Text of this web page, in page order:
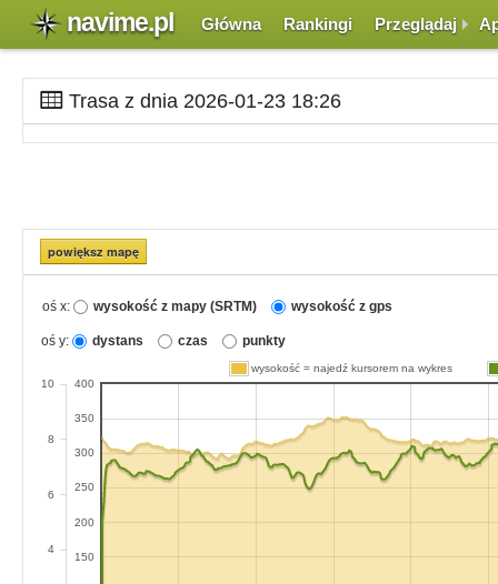
navime.pl Główna Rankingi Przeglądaj
Trasa z dnia 2026-01-23 18:26
oś x: wysokość z mapy (SRTM) wysokość z gps
oś y: dystans czas punkty
150
200
250
300
350
400
4
6
8
10
wysokość = najedź kursorem na wykres